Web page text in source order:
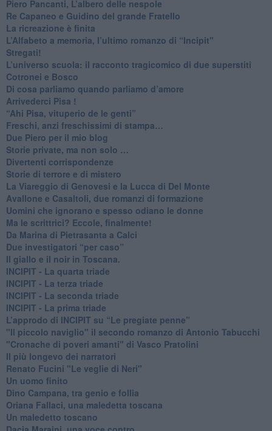
Piero Pancanti, L’albero delle nespole
Re Capaneo e Guidino del grande Fratello
La ricreazione è finita
​L’Alfabeto a memoria, l’ultimo romanzo di “Incipit"
​Stregati!
L’universo scuola: il racconto tragicomico di due superstiti
Cotronei e Bosco
Di cosa parliamo quando parliamo d’amore
Arrivederci Pisa !
​“Ahi Pisa, vituperio de le genti”
Freschi, anzi freschissimi di stampa…
​Due Piero per il mio blog
​Storie private, ma non solo …
Divertenti corrispondenze
Storie di terrore e di mistero
La Viareggio di Genovesi e la Lucca di Del Monte
Avallone e Casaltoli, due romanzi di formazione
​Uomini che ignorano e spesso odiano le donne
Ma le scrittrici? Eccole, finalmente!
Da Marina di Pietrasanta a Calci
​Due investigatori “per caso”
​Il giallo e il noir in Toscana.
INCIPIT - La quarta triade
INCIPIT - La terza triade
INCIPIT - La seconda triade
INCIPIT - La prima triade
L’approdo di INCIPIT su “Le pregiate penne”
​"Il piccolo naviglio" il secondo romanzo di Antonio Tabucchi
​"Cronache di poveri amanti" di Vasco Pratolini
​Il più longevo dei narratori
Renato Fucini "Le veglie di Neri"
Un uomo finito
​Dino Campana, tra genio e follia
​Oriana Fallaci, una maledetta toscana
​Un maledetto toscano